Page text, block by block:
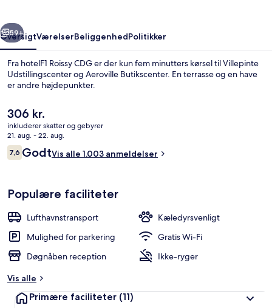
Næste
59+
OversigtVærelserBeliggenhedPolitikker
Fra hotelF1 Roissy CDG er der kun fem minutters kørsel til Villepinte
Udstillingscenter og Aeroville Butikscenter. En terrasse og en have
er andre højdepunkter.
Den
nuværende
pris
er
306 kr.
306 kr.
inkluderer skatter og gebyrer
21. aug. - 22. aug.
Anmeldelser
7,67,6 ud af 10.
GodtVis alle 1.003 anmeldelser
Populære faciliteter
Lufthavnstransport
Kæledyrsvenligt
Mulighed for parkering
Gratis Wi-Fi
Døgnåben reception
Ikke-ryger
Vis alle
Primære faciliteter (11)